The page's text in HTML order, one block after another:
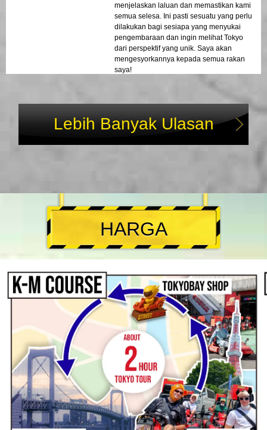
menjelaskan laluan dan memastikan kami
semua selesa. Ini pasti sesuatu yang perlu
dilakukan bagi sesiapa yang menyukai
pengembaraan dan ingin melihat Tokyo
dari perspektif yang unik. Saya akan
mengesyorkannya kepada semua rakan
saya!
Lebih Banyak Ulasan
HARGA